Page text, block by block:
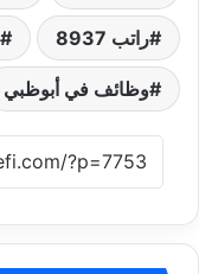
راتب 8937
وظائف في أبوظبي